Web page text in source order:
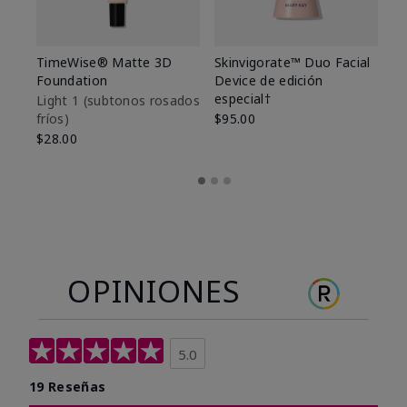
TimeWise® Matte 3D
Foundation
Light 1​ (subtonos rosados
fríos)
$28.00
Skinvigorate™ Duo Facial
Device de edición
especial†
$95.00
OPINIONES
5.0
19 Reseñas